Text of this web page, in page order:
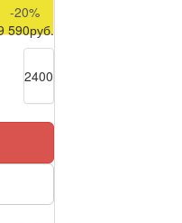
-20%
590руб.
2400